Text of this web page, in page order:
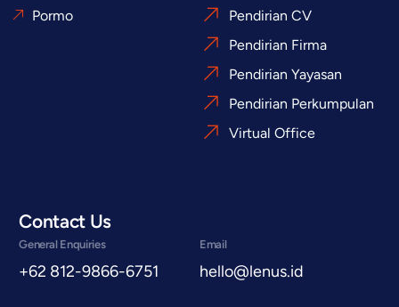
Pormo
Pendirian CV
Pendirian Firma
Pendirian Yayasan
Pendirian Perkumpulan
Virtual Office
Contact Us
General Enquiries
+62 812-9866-6751
Email
hello@lenus.id